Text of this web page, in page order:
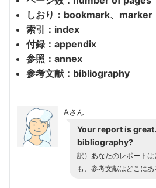
しおり：bookmark、marker
索引：index
付録：appendix
参照：annex
参考文献：bibliography
Aさん
Your report is
bibliography?
訳）あなたのレポート
も、参考文献はどこにあ